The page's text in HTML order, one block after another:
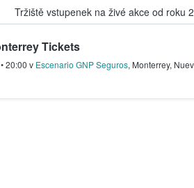
Tržiště vstupenek na živé akce od roku
Místo, kde fanoušci
Tickets
•20:00 v Escenario GNP Seguros, Monterrey,